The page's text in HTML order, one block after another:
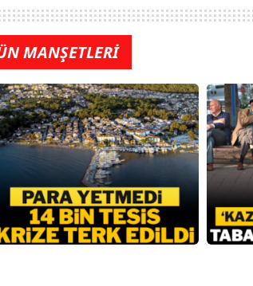
MANŞETLERİ